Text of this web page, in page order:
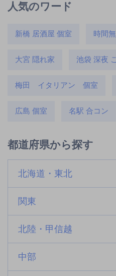
人気のワード
新橋 居酒屋 個室 時間
大宮 隠れ家 池袋 深夜
梅田 イタリアン 個室
広島 個室 名駅 合コン
都道府県から探す
北海道・東北
関東
北陸・甲信越
中部